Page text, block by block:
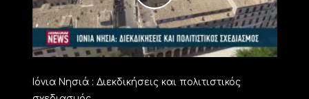
Ιόνια Νησιά : Διεκδικήσεις και πολιτιστικός